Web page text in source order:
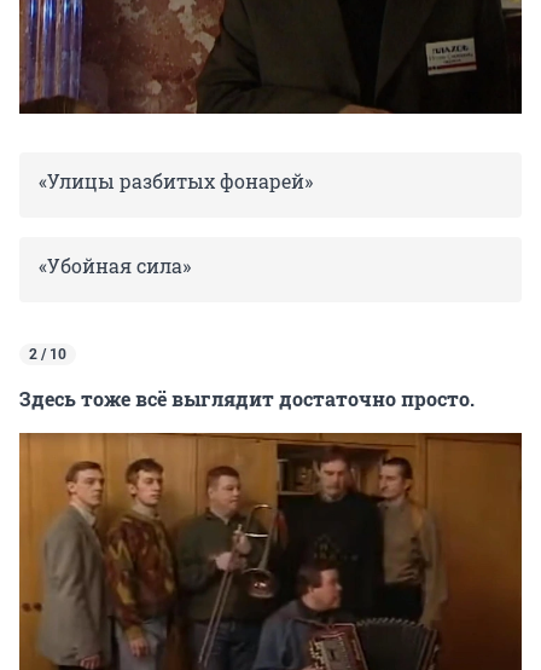
«Улицы разбитых фонарей»
«Убойная сила»
2 / 10
Здесь тоже всё выглядит достаточно просто.